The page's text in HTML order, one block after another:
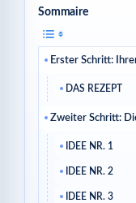
Sommaire
Erster Schritt:
DAS REZEPT
Zweiter Schritt:
IDEE NR. 1
IDEE NR. 2
IDEE NR. 3